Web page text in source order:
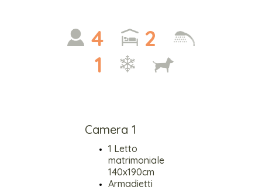
4
2
1
Camera 1
1 Letto
matrimoniale
140x190cm
Armadietti